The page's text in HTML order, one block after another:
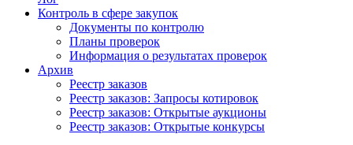
Контроль в сфере закупок
Документы по контролю
Планы проверок
Информация о результатах проверок
Архив
Реестр заказов
Реестр заказов: Запросы котировок
Реестр заказов: Открытые аукционы
Реестр заказов: Открытые конкурсы